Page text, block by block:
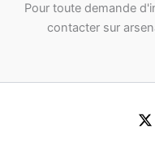
Pour toute demande
contacter sur